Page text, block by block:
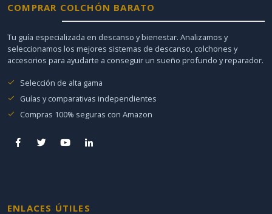
COMPRAR COLCHÓN BARATO
Tu guía especializada en descanso y bienestar. Analizamos y
seleccionamos los mejores sistemas de descanso, colchones y
accesorios para ayudarte a conseguir un sueño profundo y reparador.
Selección de alta gama
Guías y comparativas independientes
Compras 100% seguras con Amazon
ENLACES ÚTILES